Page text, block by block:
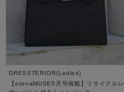
DRESSTERIOR(Ladies)
【otonaMUSE5月号掲載】リサイクルレ